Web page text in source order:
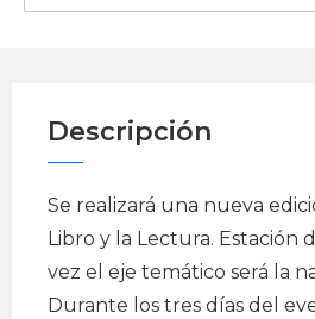
Descripción
Se realizará una nueva
Libro y la Lectura. Estación
vez el eje temático será la
Durante los tres días del